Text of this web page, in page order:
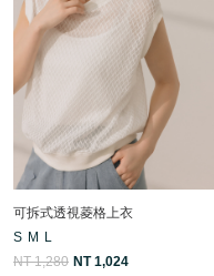
可拆式透視菱格上衣
S M L
NT 1,280 NT 1,024